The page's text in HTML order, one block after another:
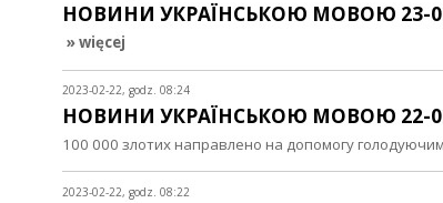
НОВИНИ УКРАЇНСЬКОЮ МОВОЮ 23-
» więcej
2023-02-22, godz. 08:24
НОВИНИ УКРАЇНСЬКОЮ МОВОЮ 22-
100 000 злотих направлено на допомогу
2023-02-22, godz. 08:22